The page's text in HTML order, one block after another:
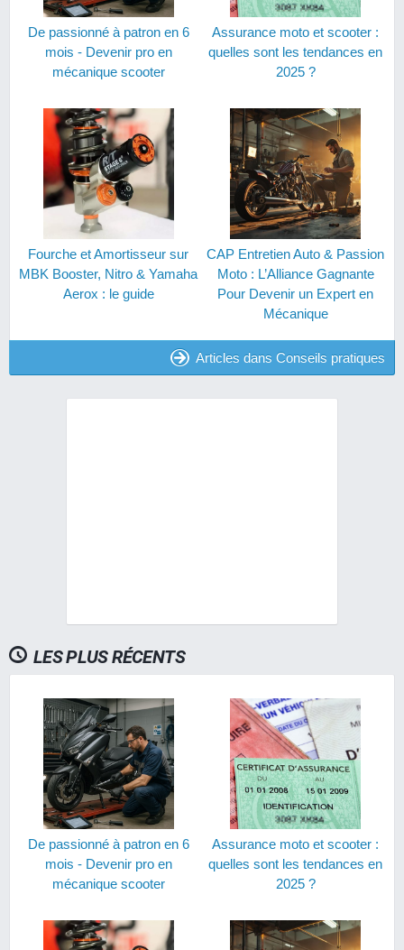
De passionné à patron en 6
mois - Devenir pro en
mécanique scooter
Assurance moto et scooter :
quelles sont les tendances en
2025 ?
Fourche et Amortisseur sur
MBK Booster, Nitro & Yamaha
Aerox : le guide
CAP Entretien Auto & Passion
Moto : L’Alliance Gagnante
Pour Devenir un Expert en
Mécanique
Articles dans Conseils pratiques
LES PLUS RÉCENTS
De passionné à patron en 6
mois - Devenir pro en
mécanique scooter
Assurance moto et scooter :
quelles sont les tendances en
2025 ?